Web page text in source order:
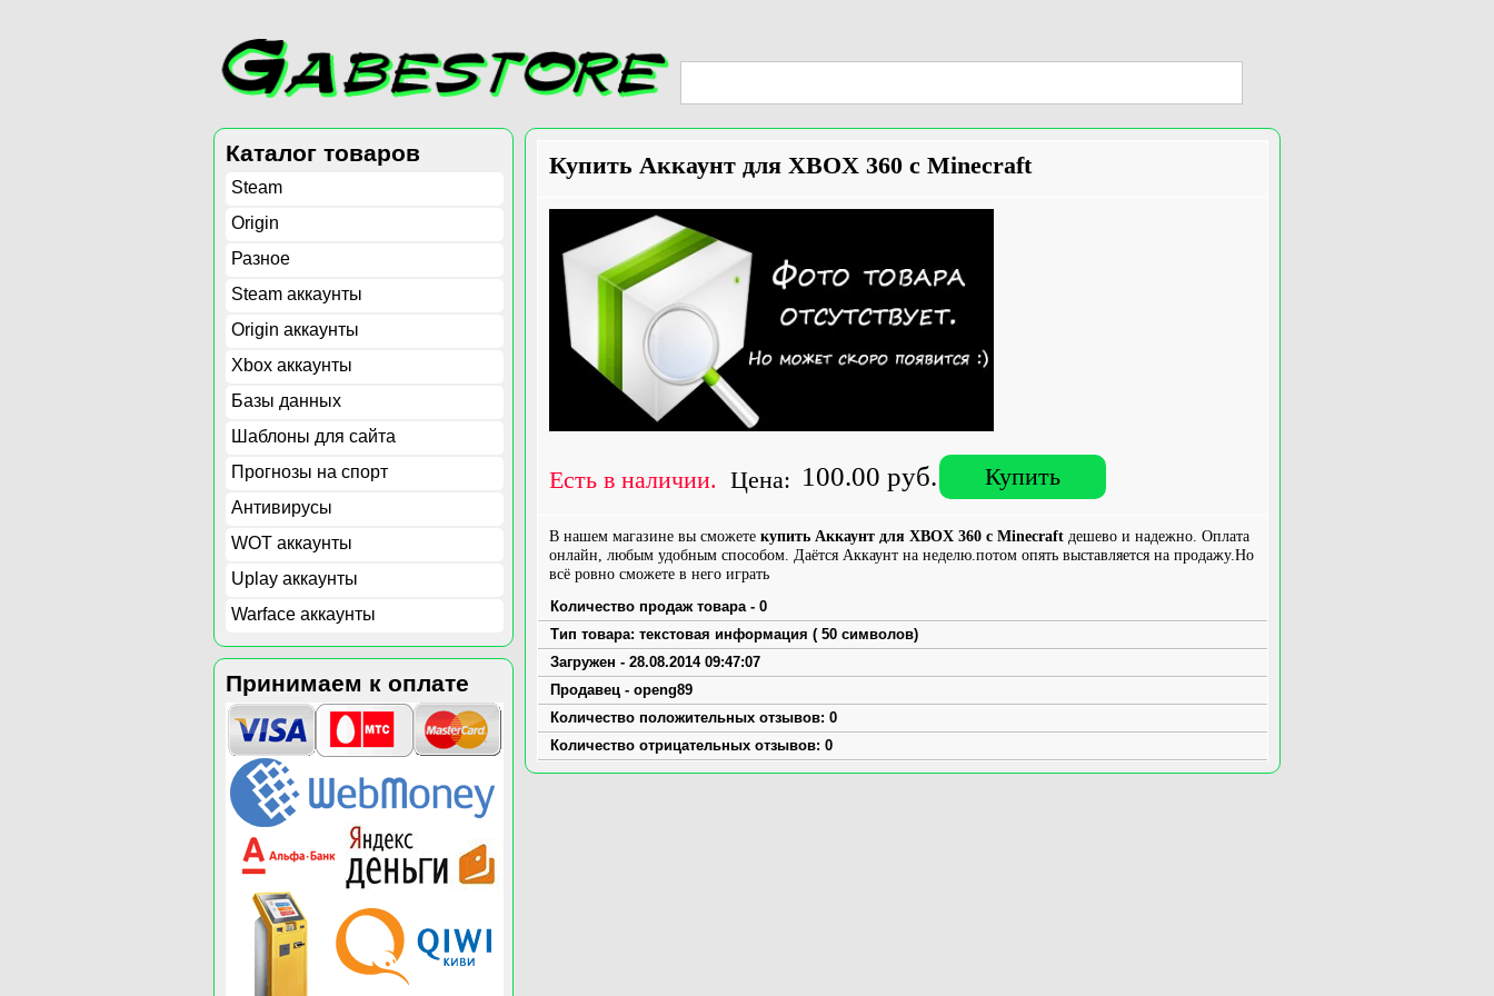
Каталог товаров
Steam
Origin
Разное
Steam аккаунты
Origin аккаунты
Xbox аккаунты
Базы данных
Шаблоны для сайта
Прогнозы на спорт
Антивирусы
WOT аккаунты
Uplay аккаунты
Warface аккаунты
Принимаем к оплате
Купить Аккаунт для XBOX 360 с Minecraft
Есть в наличии. Цена: 100.00 руб. Купить
В нашем магазине вы сможете купить Аккаунт для XBOX 360 с Minecraft дешево и надежно. Оплата
онлайн, любым удобным способом. Даётся Аккаунт на неделю.потом опять выставляется на продажу.Но
всё ровно сможете в него играть
Количество продаж товара - 0
Тип товара: текстовая информация ( 50 символов)
Загружен - 28.08.2014 09:47:07
Продавец - openg89
Количество положительных отзывов: 0
Количество отрицательных отзывов: 0